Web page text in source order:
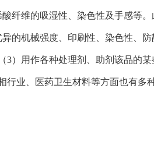
纤维的吸湿性、染色性及手感等
的机械强度、印刷性、染色性、
）用作各种处理剂、助剂该品的
业、医药卫生材料等方面也有多种